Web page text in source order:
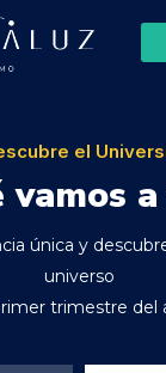
el
vamos
única y
universo
trimestre del